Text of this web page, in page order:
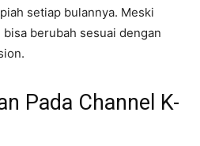
setiap bulannya. Meski
berubah sesuai dengan
Pada Channel K-